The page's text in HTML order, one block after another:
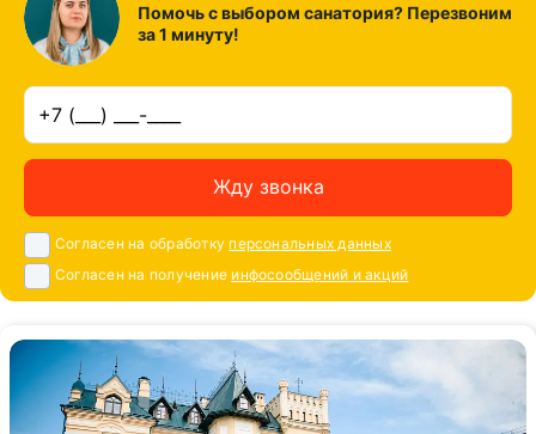
Помочь с выбором санатория? Перезвоним
за 1 минуту!
Жду звонка
Согласен на обработку персональных данных
Согласен на получение инфосообщений и акций